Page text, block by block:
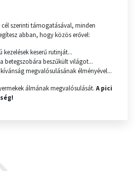
szerinti támogatásával, minden
abban, hogy közös erővel:
kezelések keserű rutinját...
betegszobára beszűkült világot...
megvalósulásának élményével...
álmának megvalósulását. A pici